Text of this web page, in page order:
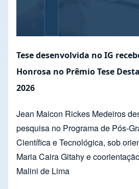
Tese desenvolvida no IG
Honrosa no Prêmio Tese
2026
Jean Maicon Rickes Medeiros
pesquisa no Programa de Pós-
Científica e Tecnológica, sob
Maria Caira Gitahy e
Malini de Lima